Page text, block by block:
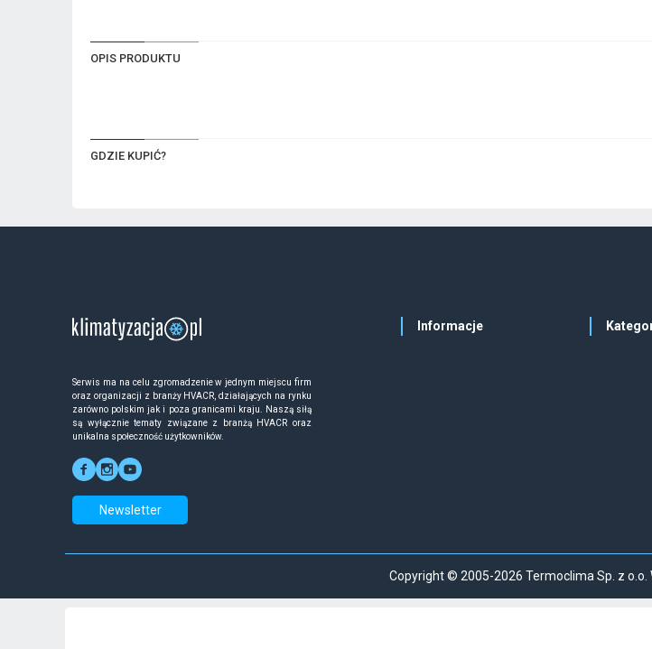
OPIS PRODUKTU
GDZIE KUPIĆ?
Serwis ma na celu zgromadzenie w jednym miejscu firm
oraz organizacji z branży HVACR, działających na rynku
zarówno polskim jak i poza granicami kraju. Naszą siłą
są wyłącznie tematy związane z branżą HVACR oraz
unikalna społeczność użytkowników.
Newsletter
Informacje
Copyright © 2005-2026 Termoclima Sp. z